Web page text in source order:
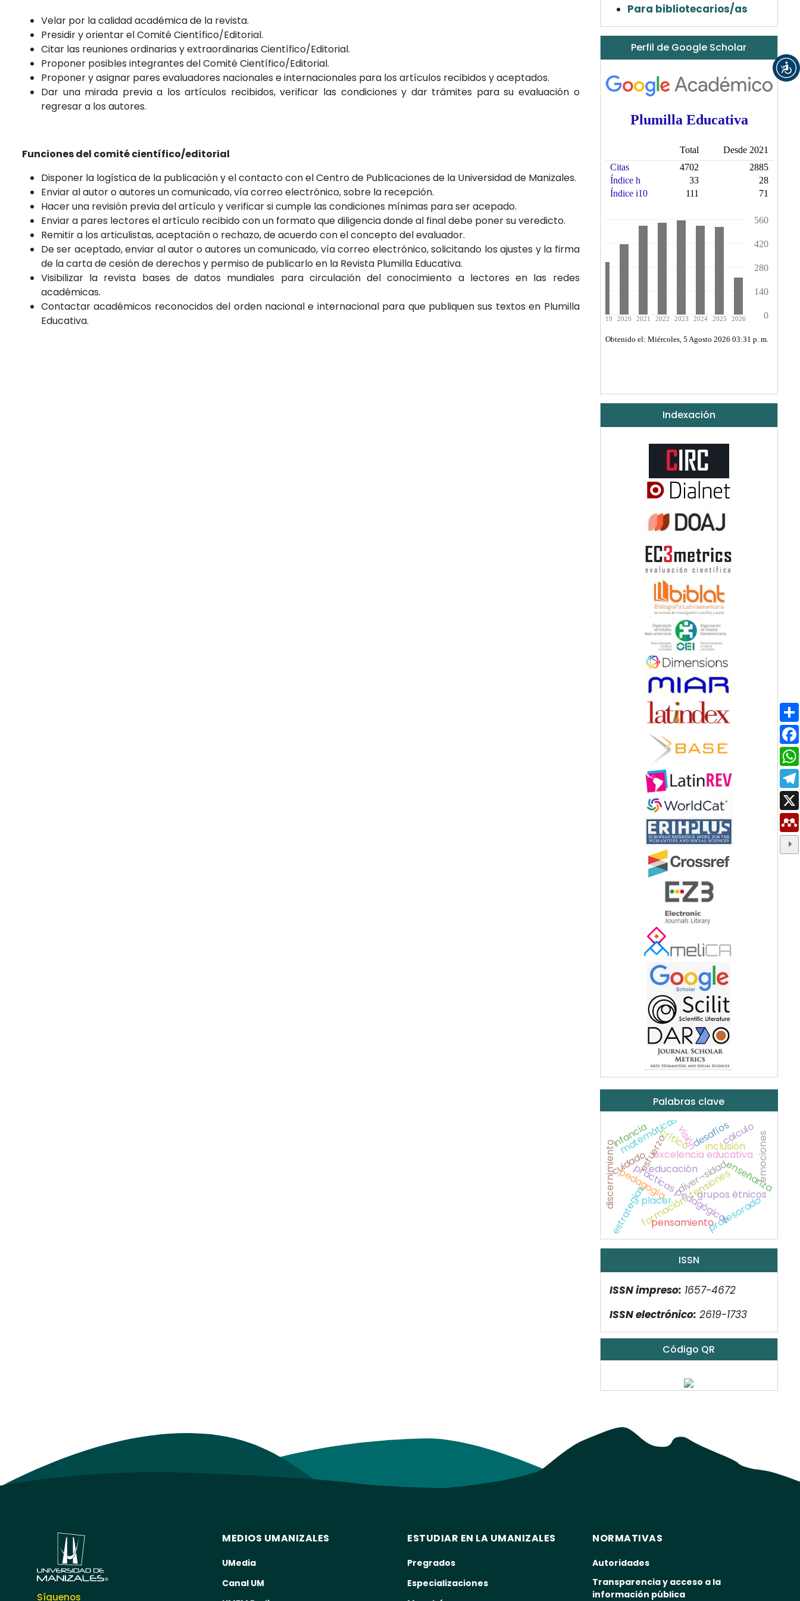
Velar por la calidad académica de la revista.
Presidir y orientar el Comité Científico/Editorial.
Citar las reuniones ordinarias y extraordinarias Científico/Editorial.
Proponer posibles integrantes del Comité Científico/Editorial.
Proponer y asignar pares evaluadores nacionales e internacionales para los artículos recibidos y aceptados.
Dar una mirada previa a los artículos recibidos, verificar las condiciones y dar trámites para su evaluación o
regresar a los autores.
Funciones del comité científico/editorial
Disponer la logística de la publicación y el contacto con el Centro de Publicaciones de la Universidad de Manizales.
Enviar al autor o autores un comunicado, vía correo electrónico, sobre la recepción.
Hacer una revisión previa del artículo y verificar si cumple las condiciones mínimas para ser acepado.
Enviar a pares lectores el artículo recibido con un formato que diligencia donde al final debe poner su veredicto.
Remitir a los articulistas, aceptación o rechazo, de acuerdo con el concepto del evaluador.
De ser aceptado, enviar al autor o autores un comunicado, vía correo electrónico, solicitando los ajustes y la firma
de la carta de cesión de derechos y permiso de publicarlo en la Revista Plumilla Educativa.
Visibilizar la revista bases de datos mundiales para circulación del conocimiento a lectores en las redes
académicas.
Contactar académicos reconocidos del orden nacional e internacional para que publiquen sus textos en Plumilla
Educativa.
Para bibliotecarios/as
Perfil de Google Scholar
Indexación
Palabras clave
tensiones
grupos étnicos
prácticas pedagógicas
diver¬sidad
educación
formación
esfuerzo
placer
excelencia educativa
cuidado
pensamiento
crítico
discernimiento
visión
pedagogía
profesorado
inclusión
estrategias
matemáticas desafíos
enseñanza
cálculoemociones
infancia
ISSN
ISSN impreso: 1657-4672
ISSN electrónico: 2619-1733
Código QR
Síguenos
MEDIOS UMANIZALES
UMedia
Canal UM
ESTUDIAR EN LA UMANIZALES
Pregrados
Especializaciones
NORMATIVAS
Autoridades
Transparencia y acceso a la
información pública